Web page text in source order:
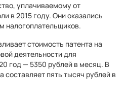
уплачиваемому от
в 2015 году. Они оказались
налогоплательщиков.
стоимость патента на
деятельности для
год — 5350 рублей в месяц. В
составляет пять тысяч рублей в